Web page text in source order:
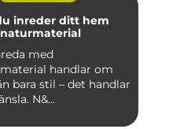
inreder ditt hem
med
handlar om
bara stil – det handlar
N&...